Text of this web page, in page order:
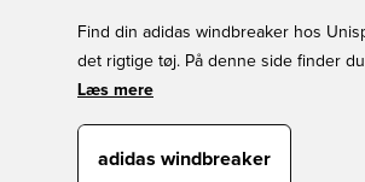
Find din adidas windbreaker hos
det rigtige tøj. På denne side finder
altid været kendt for at producere
hos Unisport.
Læs mere
adidas windbreaker